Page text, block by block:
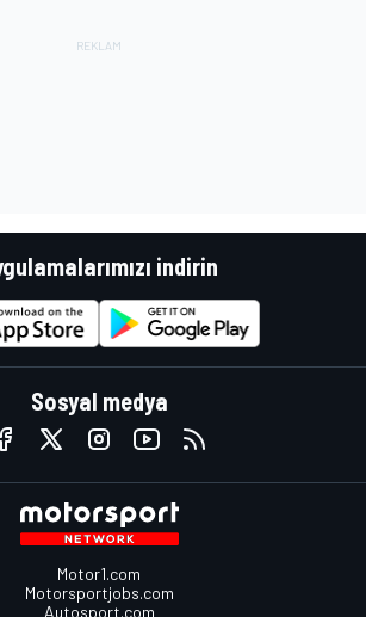
indirin
Sosyal medya
Motor1.com
Motorsportjobs.com
Autosport.com